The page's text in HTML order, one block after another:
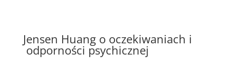
Jensen Huang o oczekiwaniach i
odporności psychicznej